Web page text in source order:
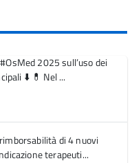
2025 sull’uso dei
⬇️ 💊 Nel ...
di 4 nuovi
terapeuti...